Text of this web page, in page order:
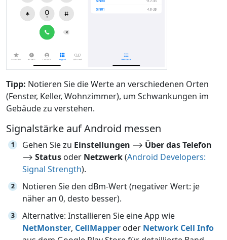
Tipp: Notieren Sie die Werte an verschiedenen Orten
(Fenster, Keller, Wohnzimmer), um Schwankungen im
Gebäude zu verstehen.
Signalstärke auf Android messen
Gehen Sie zu Einstellungen ⟶ Über das Telefon
⟶ Status oder Netzwerk(Android Developers:
Signal Strength).
Notieren Sie den dBm-Wert (negativer Wert: je
näher an 0, desto besser).
Alternative: Installieren Sie eine App wie
NetMonster, CellMapper oder Network Cell Info